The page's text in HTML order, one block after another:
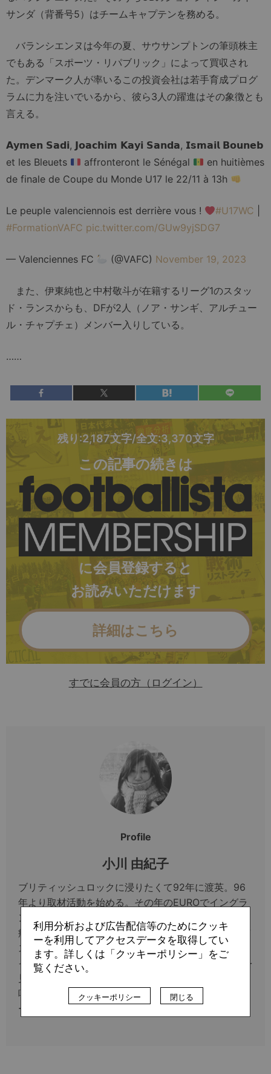
サンダ（背番号5）はチームキャプテンを務める。
バランシエンヌは今年の夏、サウサンプトンの筆頭株主
でもある「スポーツ・リパブリック」によって買収され
た。デンマーク人が率いるこの投資会社は若手育成プログ
ラムに力を注いでいるから、彼ら3人の躍進はその象徴とも
言える。
𝗔𝘆𝗺𝗲𝗻 𝗦𝗮𝗱𝗶, 𝗝𝗼𝗮𝗰𝗵𝗶𝗺 𝗞𝗮𝘆𝗶 𝗦𝗮𝗻𝗱𝗮, 𝗜𝘀𝗺𝗮𝗶𝗹 𝗕𝗼𝘂𝗻𝗲𝗯
et les Bleuets
affronteront le Sénégal
en huitièmes
de finale de Coupe du Monde U17 le 22/11 à 13h
Le peuple valenciennois est derrière vous ! #U17WC
#FormationVAFC pic.twitter.com/GUw9yjSDG7
— Valenciennes FC (@VAFC) November 19, 2023
また、伊東純也と中村敬斗が在籍するリーグ1のスタッ
ド・ランスからも、DFが2人（ノア・サンギ、アルチュー
ル・チャプチェ）メンバー入りしている。
……
残り:2,187文字/全文:3,370文字
この記事の続きは
に会員登録すると
お読みいただけます
詳細はこちら
すでに会員の方（ログイン）
Profile
小川 由紀子
ブリティッシュロックに浸りたくて92年に渡英。96
年より取材活動を始める。その年のEUROでイングラ
ンドが敗退したウェンブリーでの瞬間はいまだに胸が
痛い思い出。その後パリに引っ越し、F1、自転車、バ
スケなどにも幅を広げつつ、フェロー諸島やブルネ
イ、マルタといった小国を中心に43カ国でサッカーを
見て歩く。地味な話題に興味をそそられがちで、超遅
咲きのジャズピアニストを志しているが、万年ビギナ
ー。
利用分析および広告配信等のためにクッキ
ーを利用してアクセスデータを取得してい
ます。詳しくは「クッキーポリシー」をご
覧ください。
クッキーポリシー 閉じる